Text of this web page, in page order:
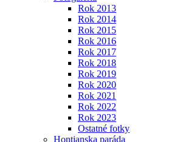
Rok 2013
Rok 2014
Rok 2015
Rok 2016
Rok 2017
Rok 2018
Rok 2019
Rok 2020
Rok 2021
Rok 2022
Rok 2023
Ostatné fotky
Hontianska paráda